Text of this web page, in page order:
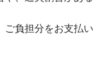
ご負担分をお支払い